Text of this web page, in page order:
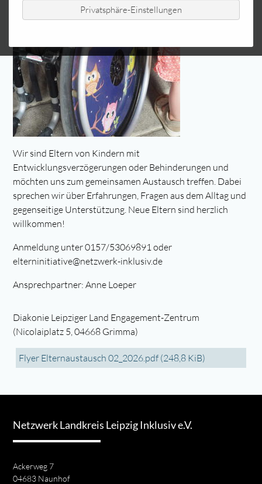
Privatsphäre-Einstellungen
Wir sind Eltern von Kindern mit
Entwicklungsverzögerungen oder Behinderungen und
möchten uns zum gemeinsamen Austausch treffen. Dabei
sprechen wir über Erfahrungen, Fragen aus dem Alltag und
gegenseitige Unterstützung. Neue Eltern sind herzlich
willkommen!
Anmeldung unter 0157/53069891 oder
elterninitiative@netzwerk-inklusiv.de
Ansprechpartner: Anne Loeper
Diakonie Leipziger Land Engagement-Zentrum
(Nicolaiplatz 5, 04668 Grimma)
Flyer Elternaustausch 02_2026.pdf (248,8 KiB)
Netzwerk Landkreis Leipzig Inklusiv e.V.
Ackerweg 7
04683 Naunhof